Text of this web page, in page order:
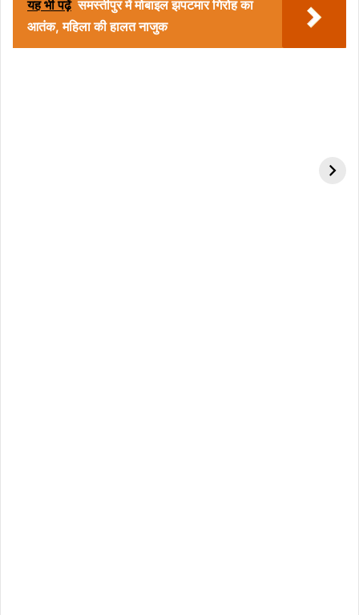
यह भी पढ़ें समस्तीपुर में मोबाइल झपटमार गिरोह का
आतंक, महिला की हालत नाजुक